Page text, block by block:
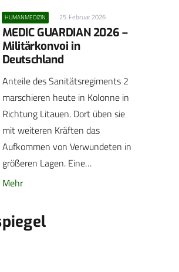
HUMANMEDIZIN 25. Februar 2026
MEDIC GUARDIAN 2026 –
Militärkonvoi in
Deutschland
Anteile des Sanitätsregiments 2
marschieren heute in Kolonne in
Richtung Litauen. Dort üben sie
mit weiteren Kräften das
Aufkommen von Verwundeten in
größeren Lagen. Eine…
Mehr